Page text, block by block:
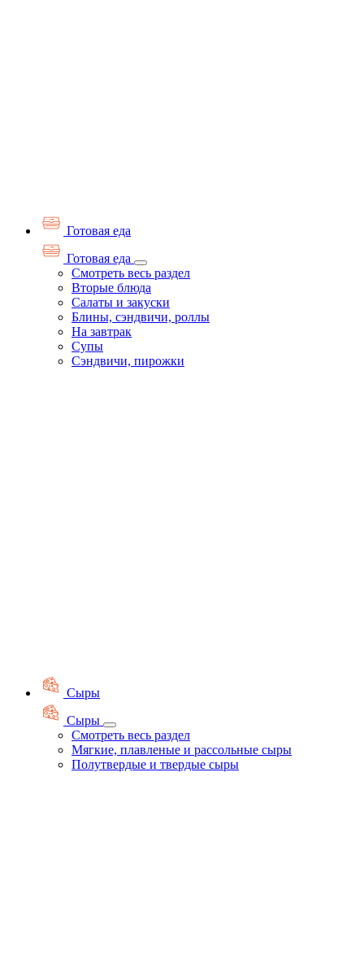
Готовая еда
Готовая еда
Смотреть весь раздел
Вторые блюда
Салаты и закуски
Блины, сэндвичи, роллы
На завтрак
Супы
Сэндвичи, пирожки
Сыры
Сыры
Смотреть весь раздел
Мягкие, плавленые и рассольные сыры
Полутвердые и твердые сыры